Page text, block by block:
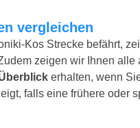
vergleichen
Kos Strecke befährt,
zeigen wir Ihnen
erhalten, wenn
falls eine frühere oder